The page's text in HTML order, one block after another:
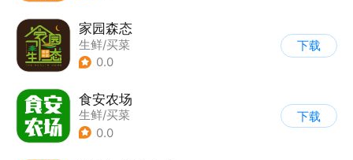
家园森态
生鲜/买菜
0.0
下载
食安农场
生鲜/买菜
0.0
下载